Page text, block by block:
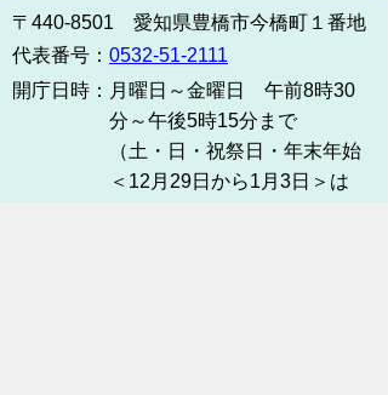
〒440-8501 愛知県豊橋市今橋町１番地
代表番号： 0532-51-2111
開庁日時： 月曜日～金曜日 午前8時30
分～午後5時15分まで
（土・日・祝祭日・年末年始
＜12月29日から1月3日＞は